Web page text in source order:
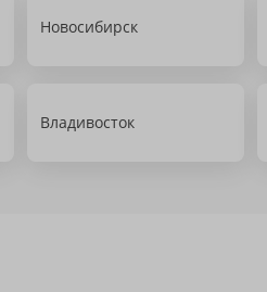
Новосибирск
Владивосток